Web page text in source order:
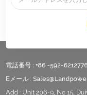
電話番号 : +86 -592-
Eメール :
Add : Unit 206-9, No 15,